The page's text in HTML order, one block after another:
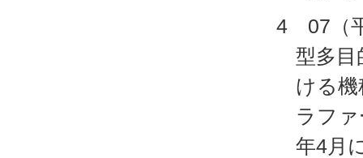
4 07（
型多目
ける
ラフ
年4月